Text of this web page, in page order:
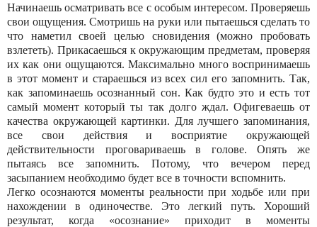
Начинаешь осматривать все с особым интересом. Проверяешь
свои ощущения. Смотришь на руки или пытаешься сделать то
что наметил своей целью сновидения (можно пробовать
взлететь). Прикасаешься к окружающим предметам, проверяя
их как они ощущаются. Максимально много воспринимаешь
в этот момент и стараешься из всех сил его запомнить. Так,
как запоминаешь осознанный сон. Как будто это и есть тот
самый момент который ты так долго ждал. Офигеваешь от
качества окружающей картинки. Для лучшего запоминания,
все свои действия и восприятие окружающей
действительности проговариваешь в голове. Опять же
пытаясь все запомнить. Потому, что вечером перед
засыпанием необходимо будет все в точности вспомнить.
Легко осознаются моменты реальности при ходьбе или при
нахождении в одиночестве. Это легкий путь. Хороший
результат, когда «осознание» приходит в моменты